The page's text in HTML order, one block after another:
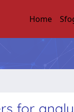
Home
for